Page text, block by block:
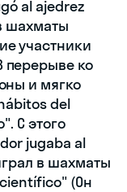
al ajedrez
шахматы
участники
перерыве ко
и мягко
del
С этого
jugaba al
в шахматы
(Он